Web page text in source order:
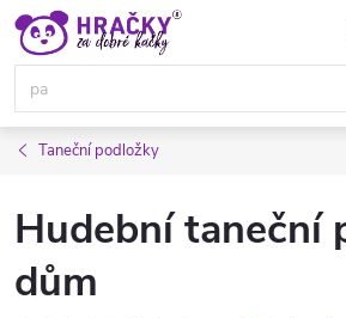
Přejít
obsah
Taneční podložky
Hudební taneční
dům